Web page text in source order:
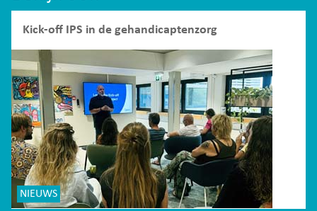
Kick-off IPS in de gehandicaptenzorg
NIEUWS